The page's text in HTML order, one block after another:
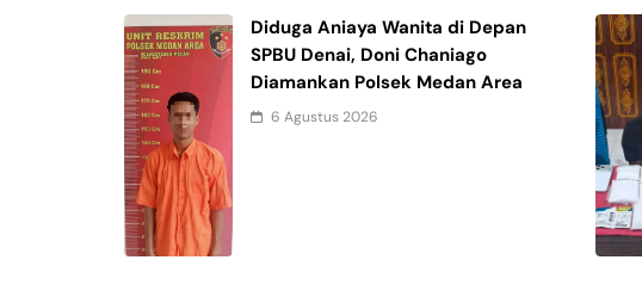
Diduga Aniaya Wanita di Depan
SPBU Denai, Doni Chaniago
Diamankan Polsek Medan Area
6 Agustus 2026